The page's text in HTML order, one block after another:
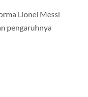
Lionel Messi
pengaruhnya